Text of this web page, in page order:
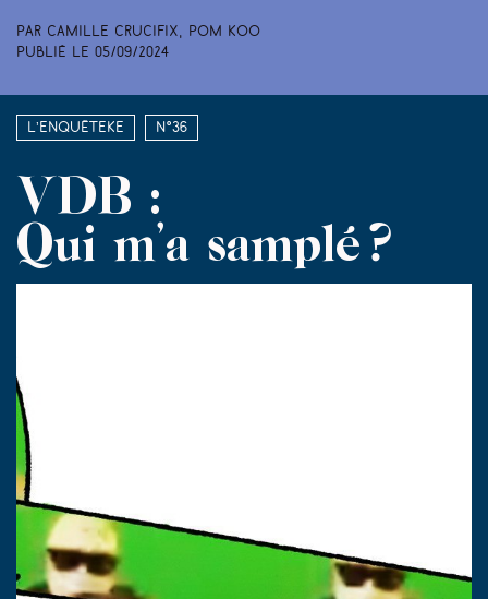
Par Camille Crucifix, Pom Koo
Publié le 05/09/2024
L’enquêteke N°36
VDB :
Qui m’a samplé ?